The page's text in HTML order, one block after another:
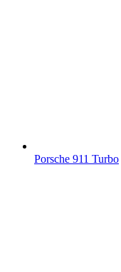
Porsche 911 Turbo